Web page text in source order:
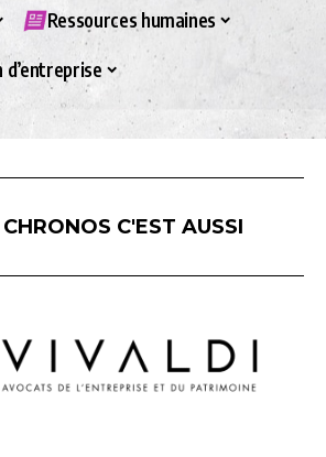
Ressources humaines
d’entreprise
C'EST AUSSI